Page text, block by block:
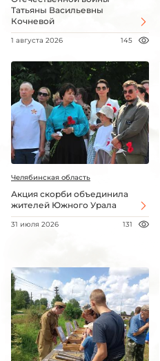
Татьяны Васильевны
Кочневой
1 августа 2026 145
Челябинская область
Акция скорби объединила
жителей Южного Урала
31 июля 2026 131